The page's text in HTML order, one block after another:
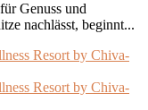
Genuss und
nachlässt, beginnt...